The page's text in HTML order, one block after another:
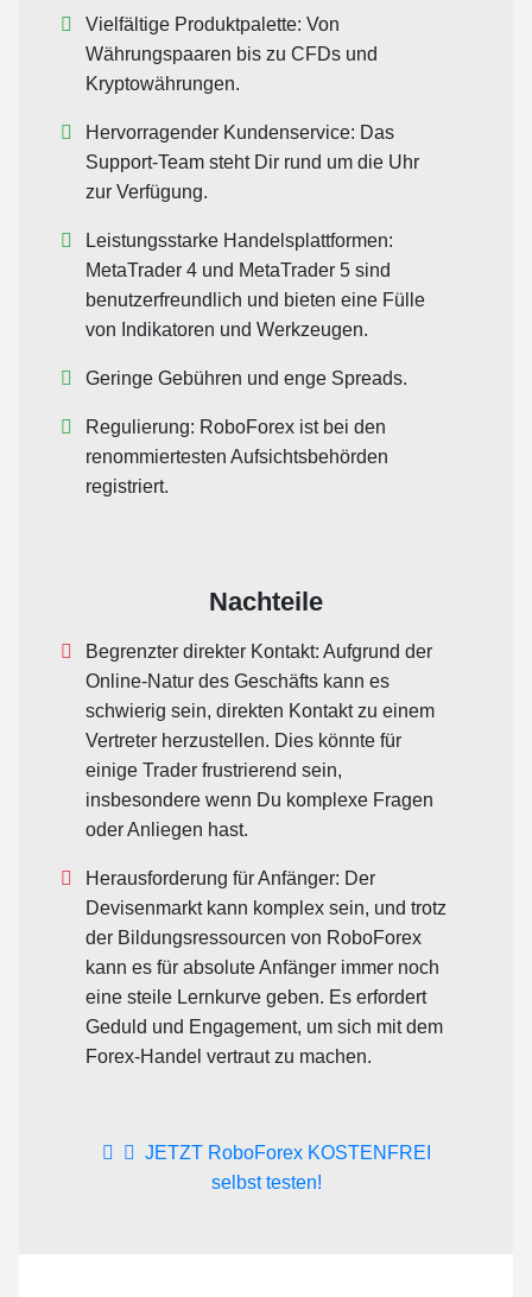
Vielfältige Produktpalette: Von
Währungspaaren bis zu CFDs und
Kryptowährungen.
Hervorragender Kundenservice: Das
Support-Team steht Dir rund um die Uhr
zur Verfügung.
Leistungsstarke Handelsplattformen:
MetaTrader 4 und MetaTrader 5 sind
benutzerfreundlich und bieten eine Fülle
von Indikatoren und Werkzeugen.
Geringe Gebühren und enge Spreads.
Regulierung: RoboForex ist bei den
renommiertesten Aufsichtsbehörden
registriert.
Nachteile
Begrenzter direkter Kontakt: Aufgrund der
Online-Natur des Geschäfts kann es
schwierig sein, direkten Kontakt zu einem
Vertreter herzustellen. Dies könnte für
einige Trader frustrierend sein,
insbesondere wenn Du komplexe Fragen
oder Anliegen hast.
Herausforderung für Anfänger: Der
Devisenmarkt kann komplex sein, und trotz
der Bildungsressourcen von RoboForex
kann es für absolute Anfänger immer noch
eine steile Lernkurve geben. Es erfordert
Geduld und Engagement, um sich mit dem
Forex-Handel vertraut zu machen.
JETZT RoboForex KOSTENFREI
selbst testen!